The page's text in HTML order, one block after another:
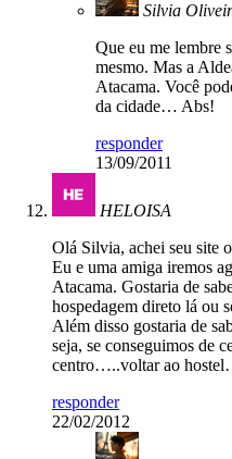
Silvia
Que eu me lembre
mesmo. Mas a
Atacama. Você
da cidade… Abs!
responder
13/09/2011
HELOISA
Olá Silvia, achei seu site
Eu e uma amiga iremos
Atacama. Gostaria de
hospedagem direto lá ou
Além disso gostaria de
seja, se conseguimos de
centro…..voltar ao
responder
22/02/2012